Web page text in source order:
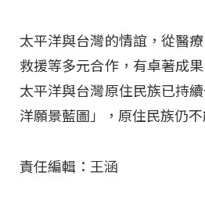
太平洋與台灣的情誼，從醫
救援等多元合作，有卓著成
太平洋與台灣原住民族已持
洋願景藍圖」，原住民族仍不
責任編輯：王涵